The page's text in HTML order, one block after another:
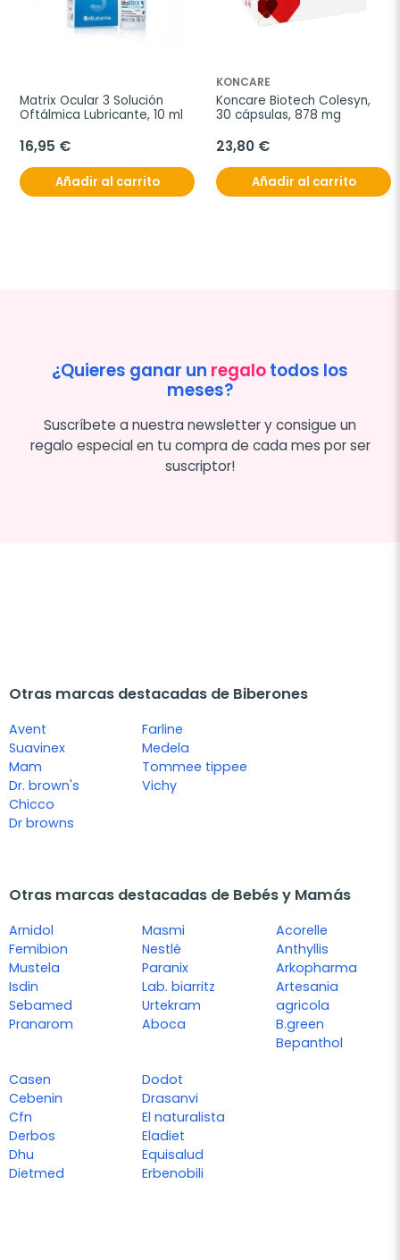
Matrix Ocular 3 Solución
Oftálmica Lubricante, 10 ml
16,95 €
Añadir al carrito
KONCARE
Koncare Biotech Colesyn,
30 cápsulas, 878 mg
23,80 €
Añadir al carrito
¿Quieres ganar un regalotodos los
meses?
Suscríbete a nuestra newsletter y consigue un
regalo especial en tu compra de cada mes por ser
suscriptor!
Otras marcas destacadas de Biberones
Avent
Suavinex
Mam
Dr. brown's
Chicco
Dr browns
Farline
Medela
Tommee tippee
Vichy
Otras marcas destacadas de Bebés y Mamás
Arnidol
Femibion
Mustela
Isdin
Sebamed
Pranarom
Masmi
Nestlé
Paranix
Lab. biarritz
Urtekram
Aboca
Acorelle
Anthyllis
Arkopharma
Artesania
agricola
B.green
Bepanthol
Casen
Cebenin
Cfn
Derbos
Dhu
Dietmed
Dodot
Drasanvi
El naturalista
Eladiet
Equisalud
Erbenobili